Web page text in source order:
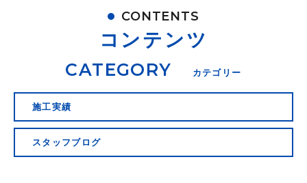
ピックアップ
キャンペーン
施工実績
会社概要
CONTENTS
コンテンツ
CATEGORY カテゴリー
施工実績
スタッフブログ